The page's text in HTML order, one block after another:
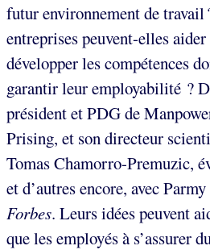
futur environnement de travail
entreprises peuvent-elles
développer les compétences
garantir leur employabilité ?
président et PDG de
Prising, et son directeur
Tomas Chamorro-Premuzic,
et d’autres encore, avec
Forbes. Leurs idées peuvent
que les employés à s’assurer